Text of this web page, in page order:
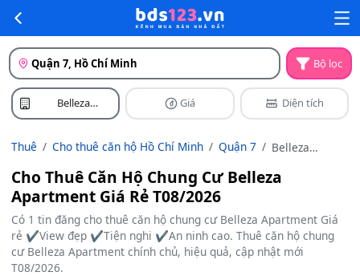
Quận 7, Hồ Chí Minh Bộ lọc
Belleza
Apartment
Giá Diện tích
Thuê Cho thuê căn hộ Hồ Chí Minh Quận 7
Belleza
Cho Thuê Căn Hộ Chung Cư Belleza
Apartment Giá Rẻ T08/2026
Có 1 tin đăng cho thuê căn hộ chung cư Belleza Apartment Giá
rẻ ✔️View đẹp ✔️Tiện nghi ✔️An ninh cao. Thuê căn hộ chung
cư Belleza Apartment chính chủ, hiệu quả, cập nhật mới
T08/2026.